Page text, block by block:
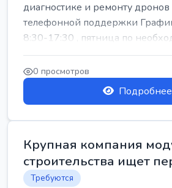
диагностике и ремонту
телефонной поддержки
8:30-17:30 , пятница по
0 просмотров
Подробнее
Крупная компания
строительства ищет
Требуются